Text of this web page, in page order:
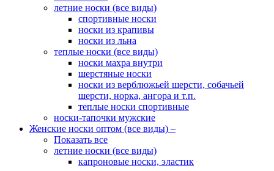
летние носки (все виды)
спортивные носки
носки из крапивы
носки из льна
теплые носки (все виды)
носки махра внутри
шерстяные носки
носки из верблюжьей шерсти, собачьей
шерсти, норка, ангора и т.п.
теплые носки спортивные
носки-тапочки мужские
Женские носки оптом (все виды) –
Показать все
летние носки (все виды)
капроновые носки, эластик